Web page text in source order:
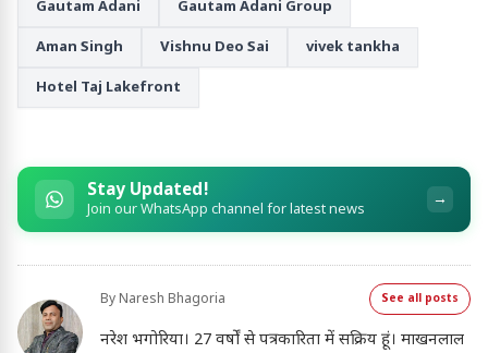
Gautam Adani Gautam Adani Group
Aman Singh Vishnu Deo Sai vivek tankha
Hotel Taj Lakefront
Stay Updated!
Join our WhatsApp channel for latest news →
By Naresh Bhagoria See all posts
नरेश भगोरिया। 27 वर्षों से पत्रकारिता में सक्रिय हूं। माखनलाल